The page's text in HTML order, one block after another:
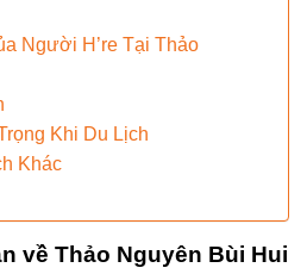
Người H’re Tại Thảo
Khi Du Lịch
Khác
về Thảo Nguyên Bùi Hui